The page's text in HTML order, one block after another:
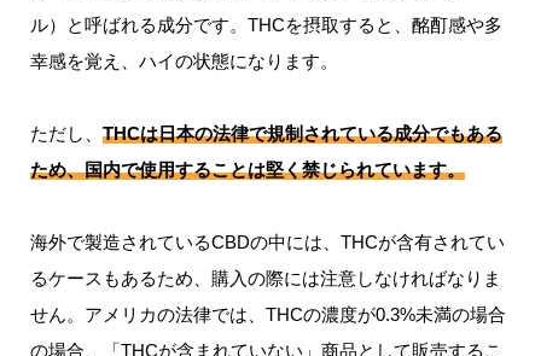
ル）と呼ばれる成分です。 THCを摂取すると、酩酊感や多
幸感を覚え、ハイの状態になります。
ただし、 THCは日本の法律で規制されている成分でもある
ため、国内で使用することは堅く禁じられています。
海外で製造されているCBDの中には、THCが含有されてい
るケースもあるため、購入の際には注意しなければなりま
せん。 アメリカの法律では、THCの濃度が0.3%未満の場合
の場合、「THCが含まれていない」商品として販売するこ